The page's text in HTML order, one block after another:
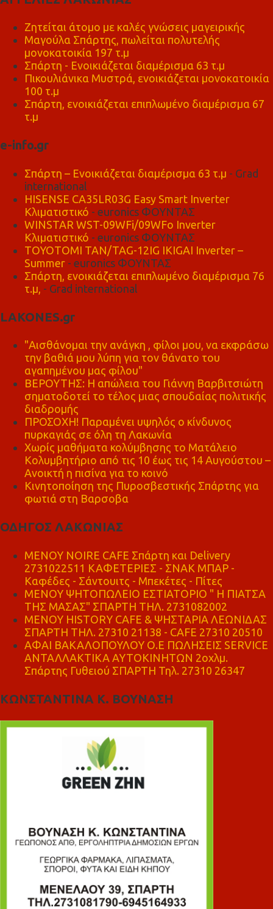
Ζητείται άτομο με καλές γνώσεις μαγειρικής
Μαγούλα Σπάρτης, πωλείται πολυτελής
μονοκατοικία 197 τ.μ
Σπάρτη - Ενοικιάζεται διαμέρισμα 63 τ.μ
Πικουλιάνικα Μυστρά, ενοικιάζεται μονοκατοικία
100 τ.μ
Σπάρτη, ενοικιάζεται επιπλωμένο διαμέρισμα 67
τ.μ
e-info.gr
Σπάρτη – Ενοικιάζεται διαμέρισμα 63 τ.μ - Grad
international
HISENSE CA35LR03G Easy Smart Inverter
Κλιματιστικό - euronics ΦΟΥΝΤΑΣ
WINSTAR WST-09WFi/09WFo Inverter
Κλιματιστικό - euronics ΦΟΥΝΤΑΣ
TOYOTOMI TAN/TAG-12IG IKIGAI Inverter –
Summer - euronics ΦΟΥΝΤΑΣ
Σπάρτη, ενοικιάζεται επιπλωμένο διαμέρισμα 76
τ.μ, - Grad international
LAKONES.gr
"Αισθάνομαι την ανάγκη , φίλοι μου, να εκφράσω
την βαθιά μου λύπη για τον θάνατο του
αγαπημένου μας φίλου"
ΒΕΡΟΥΤΗΣ: Η απώλεια του Γιάννη Βαρβιτσιώτη
σηματοδοτεί το τέλος μιας σπουδαίας πολιτικής
διαδρομής
ΠΡΟΣΟΧΗ! Παραμένει υψηλός ο κίνδυνος
πυρκαγιάς σε όλη τη Λακωνία
Χωρίς μαθήματα κολύμβησης το Ματάλειο
Κολυμβητήριο από τις 10 έως τις 14 Αυγούστου –
Ανοικτή η πισίνα για το κοινό
Κινητοποίηση της Πυροσβεστικής Σπάρτης για
φωτιά στη Βαρσοβα
ΟΔΗΓΟΣ ΛΑΚΩΝΙΑΣ
MENOY NOIRE CAFE Σπάρτη και Delivery
2731022511 ΚΑΦΕΤΕΡΙΕΣ - ΣΝΑΚ ΜΠΑΡ -
Καφέδες - Σάντουιτς - Μπεκέτες - Πίτες
ΜΕΝΟΥ ΨΗΤΟΠΩΛΕΙΟ ΕΣΤΙΑΤΟΡΙΟ " Η ΠΙΑΤΣΑ
ΤΗΣ ΜΑΣΑΣ" ΣΠΑΡΤΗ ΤΗΛ. 2731082002
ΜΕΝΟΥ HISTORY CAFE & ΨΗΣΤΑΡΙΑ ΛΕΩΝΙΔΑΣ
ΣΠΑΡΤΗ ΤΗΛ. 27310 21138 - CAFE 27310 20510
ΑΦΑΙ ΒΑΚΑΛΟΠΟΥΛΟΥ Ο.Ε ΠΩΛΗΣΕΙΣ SERVICE
ΑΝΤΑΛΛΑΚΤΙΚΑ ΑΥΤΟΚΙΝΗΤΩΝ 2οχλμ.
Σπάρτης Γυθειού ΣΠΑΡΤΗ Τηλ. 27310 26347
ΚΩΝΣΤΑΝΤΙΝΑ Κ. ΒΟΥΝΑΣΗ